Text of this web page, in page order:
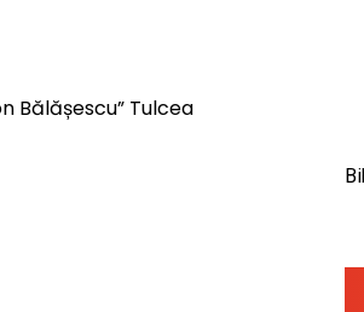
Bălășescu” Tulcea